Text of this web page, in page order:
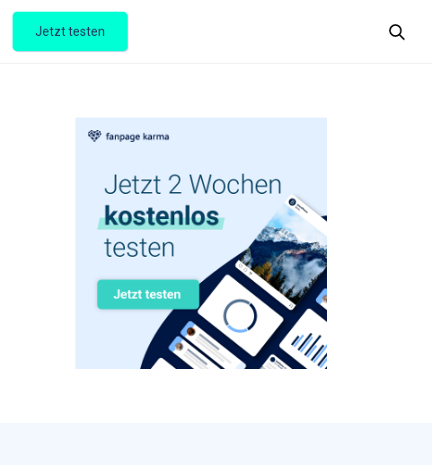
Jetzt testen